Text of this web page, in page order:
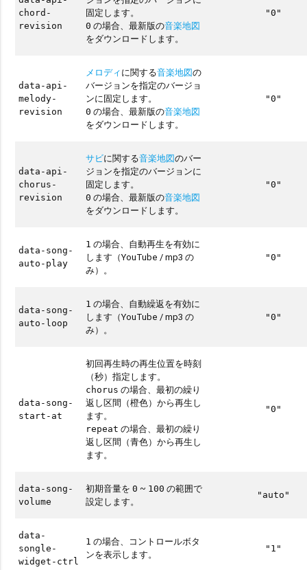
chord-
revision
固定します。
0 の場合、最新版の音楽地図
をダウンロードします。
"0"
data-api-
melody-
revision
メロディに関する音楽地図の
バージョンを指定のバージョ
ンに固定します。
0 の場合、最新版の音楽地図
をダウンロードします。
"0"
data-api-
chorus-
revision
サビに関する音楽地図のバー
ジョンを指定のバージョンに
固定します。
0 の場合、最新版の音楽地図
をダウンロードします。
"0"
data-song-
auto-play
1 の場合、自動再生を有効に
します（YouTube / mp3 の
み）。
"0"
data-song-
auto-loop
1 の場合、自動繰返を有効に
します（YouTube / mp3 の
み）。
"0"
data-song-
start-at
初回再生時の再生位置を時刻
（秒）指定します。
chorus の場合、最初の繰り
返し区間（橙色）から再生し
ます。
repeat の場合、最初の繰り
返し区間（青色）から再生し
ます。
"0"
data-song-
volume
初期音量を0 ~ 100 の範囲で
設定します。
"auto"
data-
songle-
widget-ctrl
1 の場合、コントロールボタ
ンを表示します。
"1"